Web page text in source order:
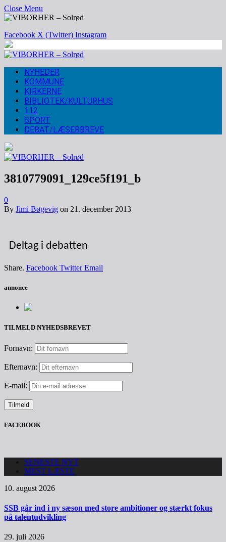
Close Menu
Facebook X (Twitter) Instagram
NYHEDER
KOMMUNE
KIRKERNE
BIBLIOTEK/KULTURHUS
112
SPORT
DEBAT/LÆSERBREVE
3810779091_129ce5f191_b
0
By Jimi Bøgevig on 21. december 2013
Deltag i debatten
Share. Facebook Twitter Email
annonce
TILMELD NYHEDSBREVET
Fornavn:
Efternavn:
E-mail:
FACEBOOK
SENESTE NYT
MEST LÆSTE
10. august 2026
SSB går ind i ny sæson med store ambitioner og stærkt fokus
på talentudvikling
29. juli 2026